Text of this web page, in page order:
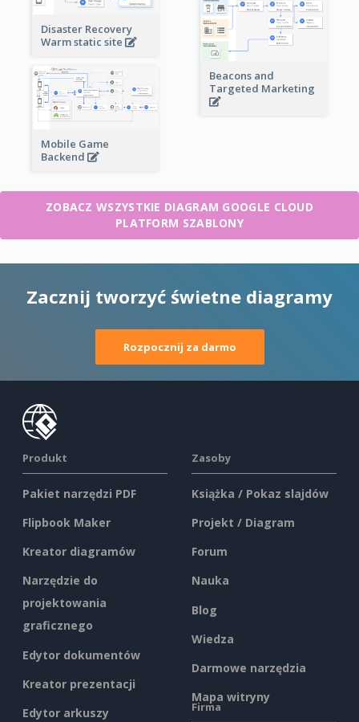
Disaster Recovery
Warm static site
Beacons and
Targeted Marketing
Mobile Game
Backend
ZOBACZ WSZYSTKIE DIAGRAM GOOGLE CLOUD
PLATFORM SZABLONY
Zacznij tworzyć świetne diagramy
Rozpocznij za darmo
Produkt
Pakiet narzędzi PDF
Flipbook Maker
Kreator diagramów
Narzędzie do
projektowania
graficznego
Edytor dokumentów
Kreator prezentacji
Edytor arkuszy
Zasoby
Książka / Pokaz slajdów
Projekt / Diagram
Forum
Nauka
Blog
Wiedza
Darmowe narzędzia
Mapa witryny
Firma